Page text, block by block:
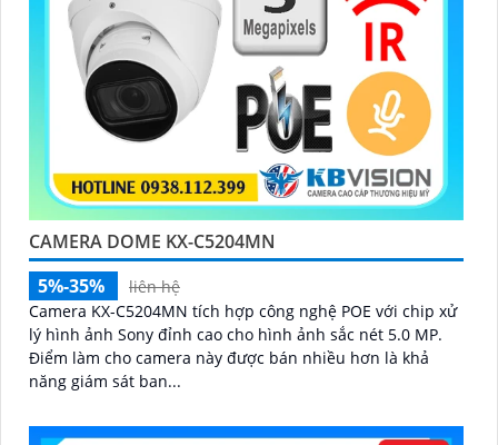
CAMERA DOME KX-C5204MN
5%-35%
liên hệ
Camera KX-C5204MN tích hợp công nghệ POE với chip xử
lý hình ảnh Sony đỉnh cao cho hình ảnh sắc nét 5.0 MP.
Điểm làm cho camera này được bán nhiều hơn là khả
năng giám sát ban...